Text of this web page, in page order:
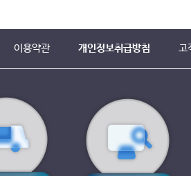
이용약관 개인정보취급방침 고